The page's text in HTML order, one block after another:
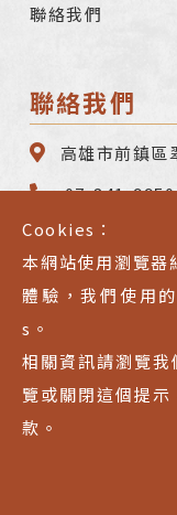
聯絡我們
聯絡我們
高雄市前鎮區
07-841-9950
07-841-9930
儀弘貿易股份
Cookies：
本網站使用瀏覽
體驗，我們使用
s。
相關資訊請瀏覽我
覽或關閉這個提
款。